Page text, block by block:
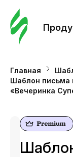
Главная
Шаблон письма
«Вечеринка